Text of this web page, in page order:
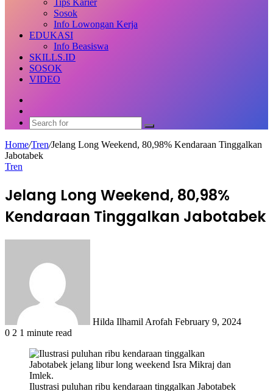
Tips Karier
Sosok
Info Lowongan Kerja
EDUKASI
Info Beasiswa
SKILLS.ID
SOSOK
VIDEO
skin
Search
for
Home/Tren/Jelang Long Weekend, 80,98% Kendaraan Tinggalkan
Jabotabek
Tren
Jelang Long Weekend, 80,98%
Kendaraan Tinggalkan Jabotabek
Hilda Ilhamil Arofah February 9, 2024
0 2 1 minute read
Ilustrasi puluhan ribu kendaraan tinggalkan Jabotabek